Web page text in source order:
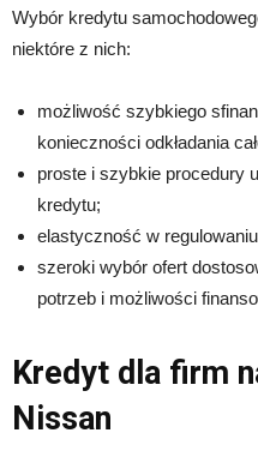
Wybór kredytu
niektóre z nich:
możliwość szybkiego
konieczności odkładania
proste i szybkie procedury
kredytu;
elastyczność w
szeroki wybór ofert
potrzeb i możliwości
Kredyt dla firm
Nissan